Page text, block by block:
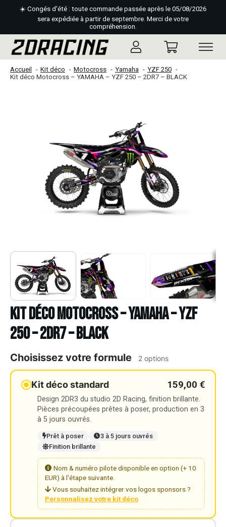
☀️ Congés d'été : toute commande passée après le 05/08/2026
sera expédiée à partir de septembre. Merci de votre
compréhension.
Accueil Kit déco Motocross Yamaha
YZF 250
Kit déco Motocross – YAMAHA – YZF 250 – 2DR7 – BLACK
Kit déco Motocross – YAMAHA – YZF
250 – 2DR7 – BLACK
Choisissez votre formule 2 options
Kit déco standard 159,00 €
Design 2DR3 du studio 2D Racing, finition brillante.
Pièces précoupées prêtes à poser, production en 3
à 5 jours ouvrés.
Prêt à poser
3 à 5 jours ouvrés
Finition brillante
Nom & numéro pilote disponible en option (+ 10
EUR) à l'étape suivante.
Vous souhaitez intégrer vos logos sponsors ?
Personnalisez votre kit déco